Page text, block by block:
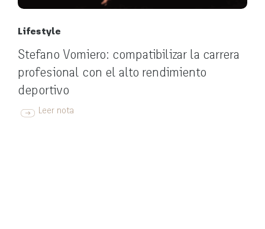
Lifestyle
Stefano Vomiero: compatibilizar la carrera
profesional con el alto rendimiento
deportivo
Leer nota